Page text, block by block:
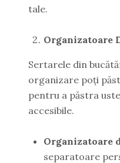
tale.
Organizatoare
Sertarele din
organizare poți
pentru a păstra
accesibile.
Organizatoare
separatoare